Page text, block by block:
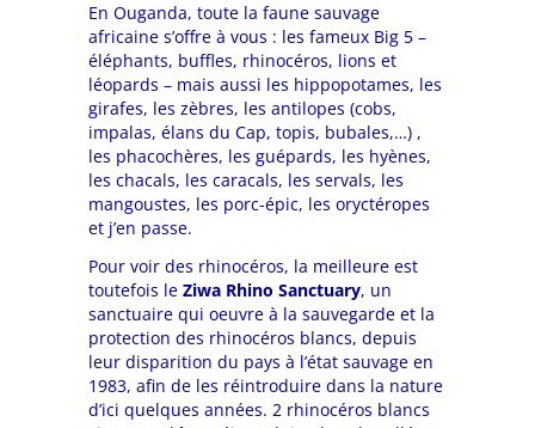
En Ouganda, toute la faune sauvage
africaine s’offre à vous : les fameux Big 5 –
éléphants, buffles, rhinocéros, lions et
léopards – mais aussi les hippopotames, les
girafes, les zèbres, les antilopes (cobs,
impalas, élans du Cap, topis, bubales,…) ,
les phacochères, les guépards, les hyènes,
les chacals, les caracals, les servals, les
mangoustes, les porc-épic, les oryctéropes
et j’en passe.
Pour voir des rhinocéros, la meilleure est
toutefois le Ziwa Rhino Sanctuary, un
sanctuaire qui oeuvre à la sauvegarde et la
protection des rhinocéros blancs, depuis
leur disparition du pays à l’état sauvage en
1983, afin de les réintroduire dans la nature
d’ici quelques années. 2 rhinocéros blancs